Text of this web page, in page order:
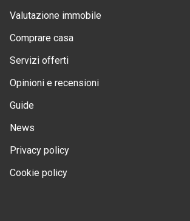
Valutazione immobile
Comprare casa
Servizi offerti
Opinioni e recensioni
Guide
News
Privacy policy
Cookie policy